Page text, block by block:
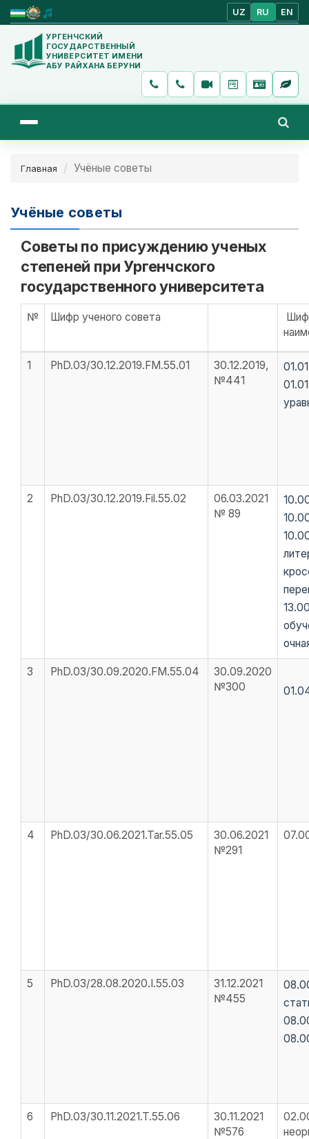
UZ RU EN
УРГЕНЧСКИЙ
ГОСУДАРСТВЕННЫЙ
УНИВЕРСИТЕТ ИМЕНИ
АБУ РАЙХАНА БЕРУНИ
Главная Учёные советы
Учёные советы
Советы по присуждению ученых
степеней при Ургенчского
государственного университета
№ Шифр ученого совета
1 PhD.03/30.12.2019.FM.55.01
30.12.2019,
№441
2 PhD.03/30.12.2019.Fil.55.02
06.03.2021
№ 89
3 PhD.03/30.09.2020.FM.55.04
30.09.2020
№300
4 PhD.03/30.06.2021.Tar.55.05
30.06.2021
№291
5 PhD.03/28.08.2020.I.55.03
31.12.2021
№455
6 PhD.03/30.11.2021.T.55.06
30.11.2021
№576